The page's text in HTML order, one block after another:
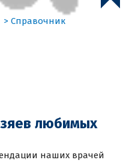
> Справочник
любимых
наших врачей